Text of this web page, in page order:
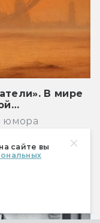
сайте вы
В мире
юмора